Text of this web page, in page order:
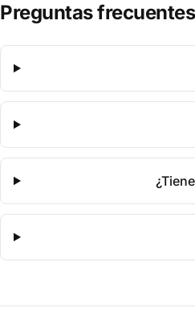
Preguntas frecuentes